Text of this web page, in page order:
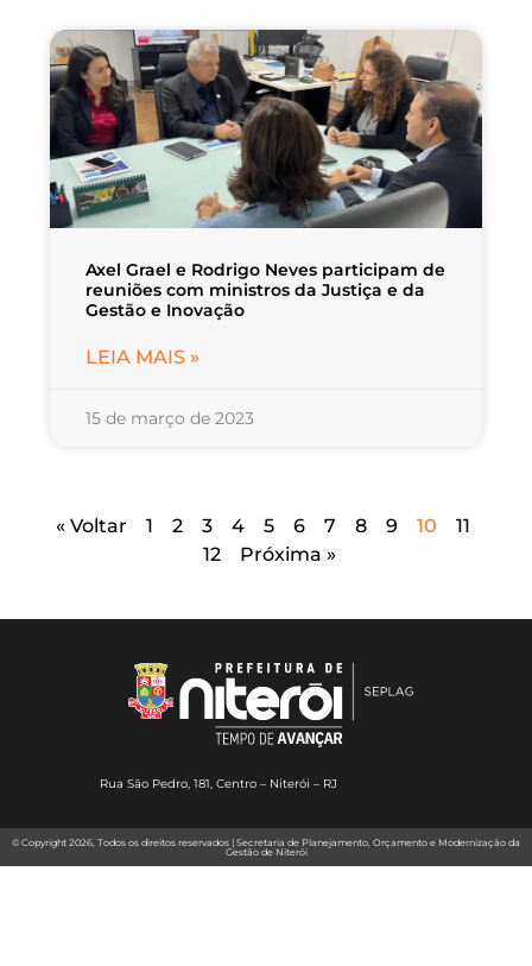
Axel Grael e Rodrigo Neves participam de
reuniões com ministros da Justiça e da
Gestão e Inovação
LEIA MAIS »
15 de março de 2023
« Voltar 1 2 3 4 5 6 7 8 9 10
11
12
Próxima »
Rua São Pedro, 181, Centro – Niterói – RJ
© Copyright 2026, Todos os direitos reservados | Secretaria de Planejamento, Orçamento e Modernização da
Gestão de Niterói